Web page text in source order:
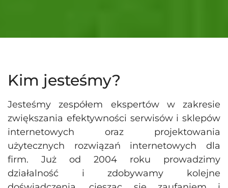
Kim jesteśmy?
Jesteśmy zespółem ekspertów w zakresie
zwiększania efektywności serwisów i sklepów
internetowych oraz projektowania
użytecznych rozwiązań internetowych dla
firm. Już od 2004 roku prowadzimy
działalność i zdobywamy kolejne